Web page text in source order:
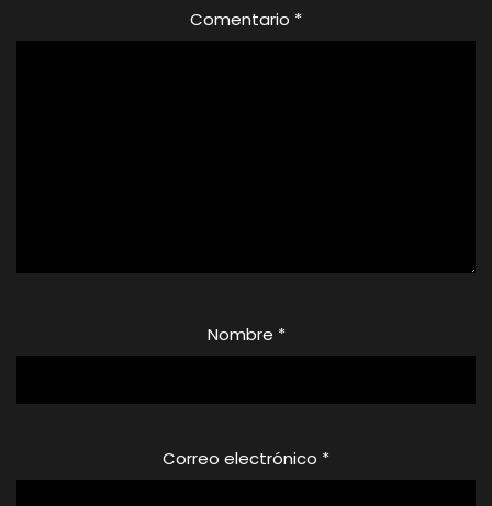
Comentario *
Nombre *
Correo electrónico *